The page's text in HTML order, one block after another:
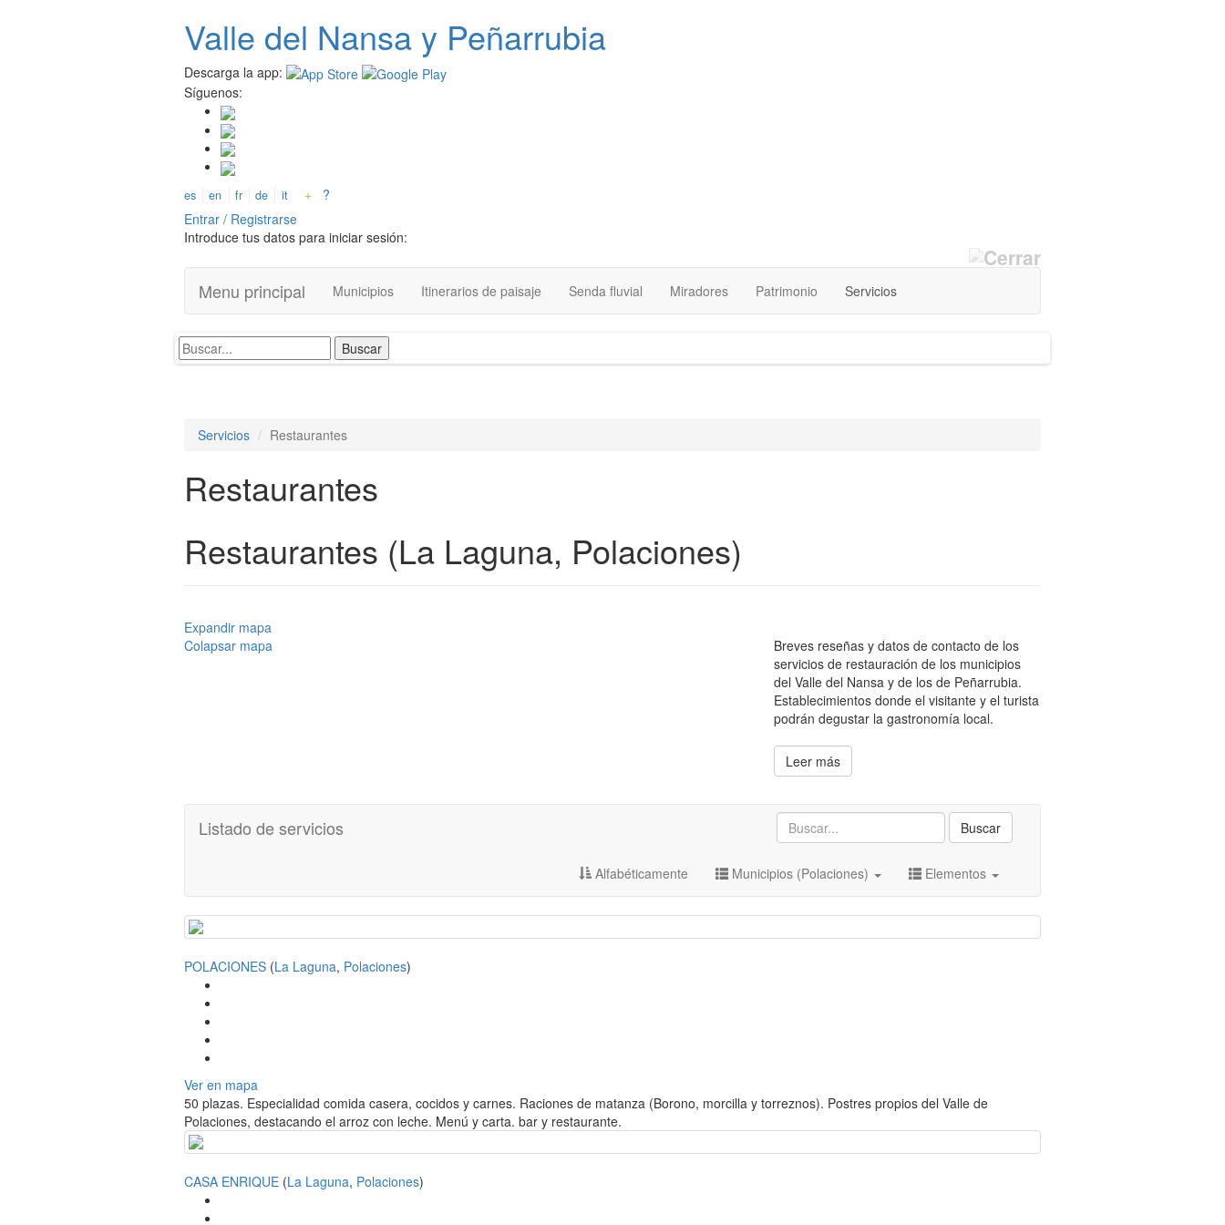
Valle del Nansay Peñarrubia
Descarga la app:
Síguenos:
es en fr de it +
?
Entrar / Registrarse
Introduce tus datos para iniciar sesión:
Menu principal Municipios Itinerarios de paisaje Senda fluvial Miradores Patrimonio Servicios
Servicios Restaurantes
Restaurantes
Restaurantes (La Laguna, Polaciones)
Expandir mapa
Colapsar mapa
Breves reseñas y datos de contacto de los
servicios de restauración de los municipios
del Valle del Nansa y de los de Peñarrubia.
Establecimientos donde el visitante y el turista
podrán degustar la gastronomía local.
Leer más
Listado de servicios Buscar
Alfabéticamente Municipios (Polaciones) Elementos
POLACIONES (La Laguna, Polaciones)
Ver en mapa
50 plazas. Especialidad comida casera, cocidos y carnes. Raciones de matanza (Borono, morcilla y torreznos). Postres propios del Valle de
Polaciones, destacando el arroz con leche. Menú y carta. bar y restaurante.
CASA ENRIQUE (La Laguna, Polaciones)